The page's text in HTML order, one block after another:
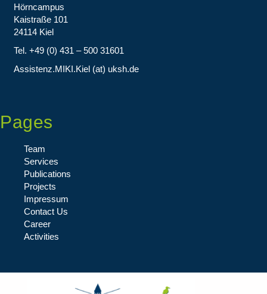
Hörncampus
Kaistraße 101
24114 Kiel
Tel. +49 (0) 431 – 500 31601
Assistenz.MIKI.Kiel (at) uksh.de
Pages
Team
Services
Publications
Projects
Impressum
Contact Us
Career
Activities